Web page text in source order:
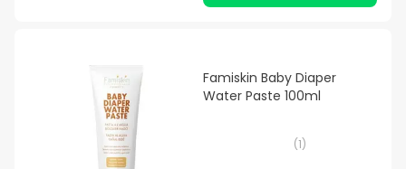
Famiskin Baby Diaper
Water Paste 100ml
(1)